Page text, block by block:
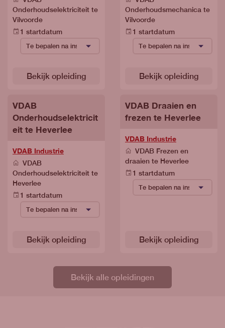
Onderhoudselektriciteit te
Vilvoorde
1 startdatum
Bekijk opleiding
Onderhoudsmechanica te
Vilvoorde
1 startdatum
Bekijk opleiding
VDAB
Onderhoudselektricit
eit te Heverlee
VDAB Industrie
VDAB
Onderhoudselektriciteit te
Heverlee
1 startdatum
Bekijk opleiding
VDAB Draaien en
frezen te Heverlee
VDAB Industrie
VDAB Frezen en
draaien te Heverlee
1 startdatum
Bekijk opleiding
Bekijk alle opleidingen